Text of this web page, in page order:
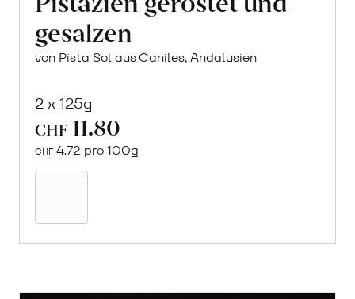
gesalzen
von Pista Sol aus Caniles, Andalusien
2 x 125g
CHF 11.80
CHF 4.72 pro 100g